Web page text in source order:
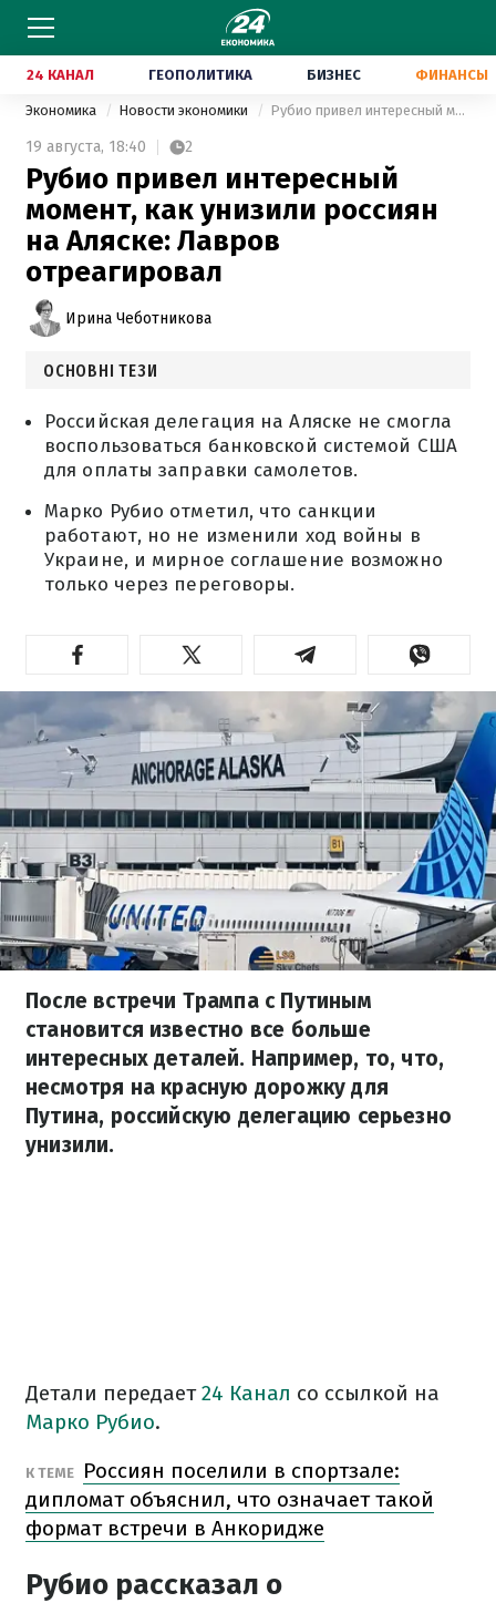
24 КАНАЛ ГЕОПОЛИТИКА БИЗНЕС ФИНАНСЫ
Экономика Новости экономики Рубио привел интересный момент, как унизили россиян на Аляске: Лавров отреагировал
19 августа, 18:40 2
Рубио привел интересный
момент, как унизили россиян
на Аляске: Лавров
отреагировал
Ирина Чеботникова
ОСНОВНІ ТЕЗИ
Российская делегация на Аляске не смогла
воспользоваться банковской системой США
для оплаты заправки самолетов.
Марко Рубио отметил, что санкции
работают, но не изменили ход войны в
Украине, и мирное соглашение возможно
только через переговоры.
После встречи Трампа с Путиным
становится известно все больше
интересных деталей. Например, то, что,
несмотря на красную дорожку для
Путина, российскую делегацию серьезно
унизили.
Детали передает24 Канал со ссылкой на
Марко Рубио.
К ТЕМЕ
Россиян поселили в спортзале:
дипломат объяснил, что означает такой
формат встречи в Анкоридже
Рубио рассказал о